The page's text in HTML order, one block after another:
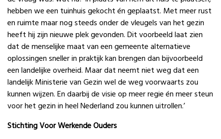
hebben we een tuinhuis gekocht én geplaatst. Met meer rust
en ruimte maar nog steeds onder de vleugels van het gezin
heeft hij zijn nieuwe plek gevonden. Dit voorbeeld laat zien
dat de menselijke maat van een gemeente alternatieve
oplossingen sneller in praktijk kan brengen dan bijvoorbeeld
een landelijke overheid. Maar dat neemt niet weg dat een
landelijk Ministerie van Gezin wel de weg voorwaarts zou
kunnen wijzen. En daarbij de visie op meer regie én meer steun
voor het gezin in heel Nederland zou kunnen uitrollen.’
Stichting Voor Werkende Ouders